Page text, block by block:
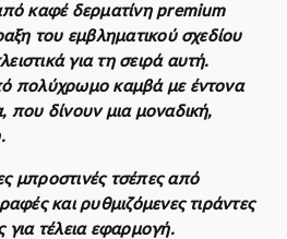
καφέ δερματίνη premium
του εμβληματικού σχεδίου
για τη σειρά αυτή.
πολύχρωμο καμβά με έντονα
που δίνουν μια μοναδική,
μπροστινές τσέπες από
και ρυθμιζόμενες τιράντες
για τέλεια εφαρμογή.